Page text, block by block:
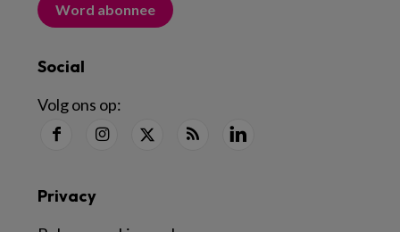
Word abonnee
Social
Volg ons op:
Privacy